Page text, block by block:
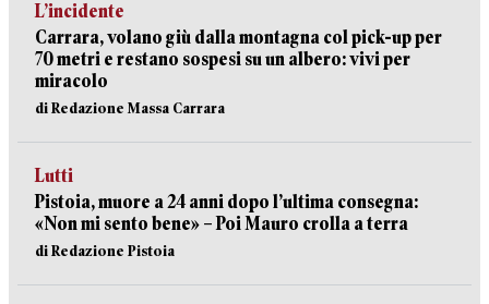
L’incidente
Carrara, volano giù dalla montagna col pick-up per
70 metri e restano sospesi su un albero: vivi per
miracolo
di Redazione Massa Carrara
Lutti
Pistoia, muore a 24 anni dopo l’ultima consegna:
«Non mi sento bene» – Poi Mauro crolla a terra
di Redazione Pistoia